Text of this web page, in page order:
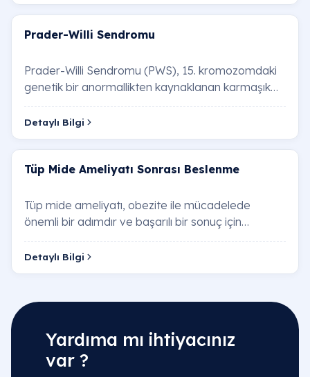
Prader-Willi Sendromu
Prader-Willi Sendromu (PWS), 15. kromozomdaki
genetik bir anormallikten kaynaklanan karmaşık
bir genetik bozukluktur. Bu durum, yaşam boyu s…
Detaylı Bilgi
Tüp Mide Ameliyatı Sonrası Beslenme
Tüp mide ameliyatı, obezite ile mücadelede
önemli bir adımdır ve başarılı bir sonuç için
ameliyat sonrası beslenme düzeni hayati önem
taşır.…
Detaylı Bilgi
Yardıma mı ihtiyacınız
var ?